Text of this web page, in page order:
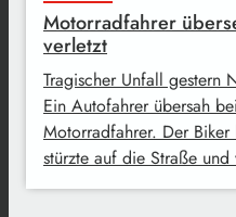
Motorradfahrer
verletzt
Tragischer Unfall gestern
Ein Autofahrer übersah
Motorradfahrer. Der
stürzte auf die Straße